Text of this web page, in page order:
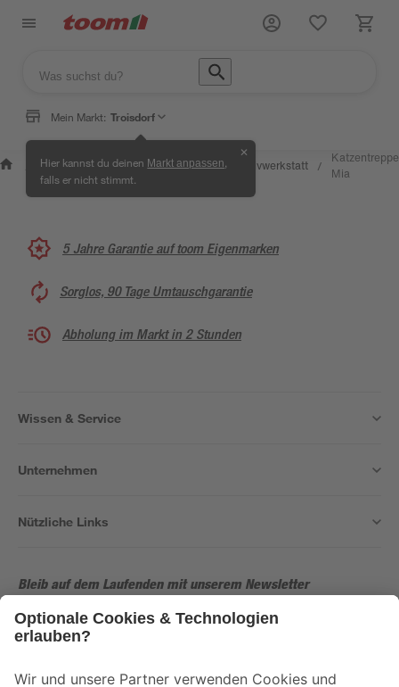
Mein Markt: Troisdorf
Hier kannst du deinen Markt anpassen
falls er nicht stimmt.
✕
Wissen &
Service
/
Selbermachen &
Ratgeber
/ Kreativwerkstatt /
Katzentreppe
Mia
5 Jahre Garantie auf toom Eigenmarken
Sorglos, 90 Tage Umtauschgarantie
Abholung im Markt in 2 Stunden
Wissen & Service
Unternehmen
Nützliche Links
Bleib auf dem Laufenden mit unserem Newsletter
Der toom Newsletter: Keine Angebote und Aktionen mehr verpassen!